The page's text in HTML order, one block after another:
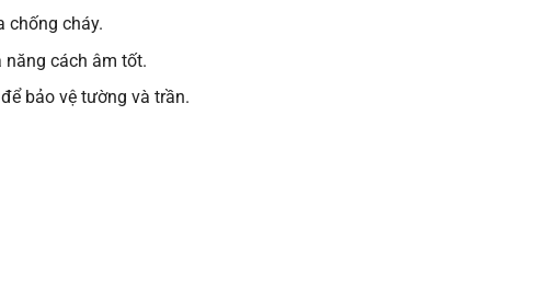
chống cháy.
năng cách âm tốt.
bảo vệ tường và trần.